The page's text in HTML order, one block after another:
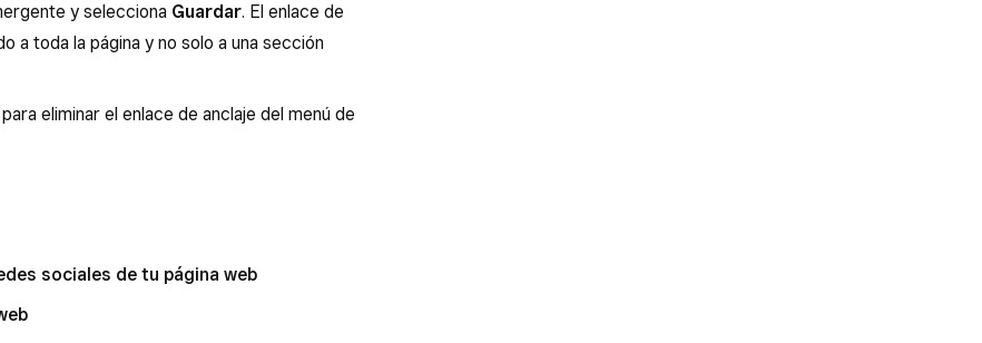
y selecciona Guardar. El enlace de
a toda la página y no solo a una sección
eliminar el enlace de anclaje del menú de
sociales de tu página web